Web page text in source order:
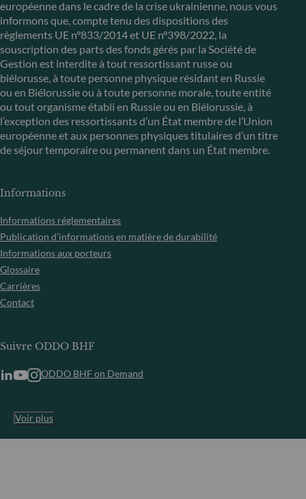
européenne dans le cadre de la crise ukrainienne, nous vous
informons que, compte tenu des dispositions des
règlements UE n°833/2014 et UE n°398/2022, la
souscription des parts des fonds gérés par la Société de
Gestion est interdite à tout ressortissant russe ou
biélorusse, à toute personne physique résidant en Russie
ou en Biélorussie ou à toute personne morale, toute entité
ou tout organisme établi en Russie ou en Biélorussie, à
l’exception des ressortissants d’un État membre de l’Union
européenne et aux personnes physiques titulaires d’un titre
de séjour temporaire ou permanent dans un État membre.
Informations
Informations réglementaires
Publication d’informations en matière de durabilité
Informations aux porteurs
Glossaire
Carrières
Contact
Suivre ODDO BHF
ODDO BHF on Demand
Voir plus